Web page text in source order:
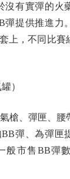
沒有實彈的火
彈提供推進力
上，不同比賽
）
、彈匣、腰
彈、為彈匣
般市售BB彈